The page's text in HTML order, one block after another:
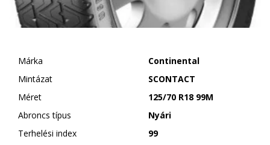
Márka
Continental
Mintázat
SCONTACT
Méret
125/70 R18 99M
Abroncs típus
Nyári
Terhelési index
99